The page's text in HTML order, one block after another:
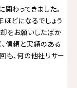
わってきました。
どになるでしょう
をお願いしたばか
信頼と実績のある
も、何の他社リサー